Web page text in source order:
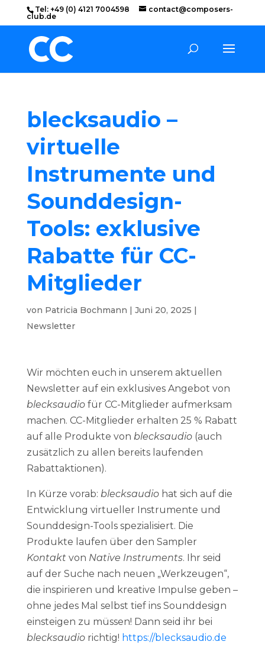
Tel: +49 (0) 4121 7004598
contact@composers-
club.de
blecksaudio –
virtuelle
Instrumente und
Sounddesign-
Tools: exklusive
Rabatte für CC-
Mitglieder
von Patricia Bochmann | Juni 20, 2025 |
Newsletter
Wir möchten euch in unserem aktuellen
Newsletter auf ein exklusives Angebot von
blecksaudiofür CC-Mitglieder aufmerksam
machen. CC-Mitglieder erhalten 25 % Rabatt
auf alle Produkte von blecksaudio (auch
zusätzlich zu allen bereits laufenden
Rabattaktionen).
In Kürze vorab: blecksaudiohat sich auf die
Entwicklung virtueller Instrumente und
Sounddesign-Tools spezialisiert. Die
Produkte laufen über den Sampler
Kontaktvon Native Instruments. Ihr seid
auf der Suche nach neuen „Werkzeugen“,
die inspirieren und kreative Impulse geben –
ohne jedes Mal selbst tief ins Sounddesign
einsteigen zu müssen! Dann seid ihr bei
blecksaudiorichtig! https://blecksaudio.de